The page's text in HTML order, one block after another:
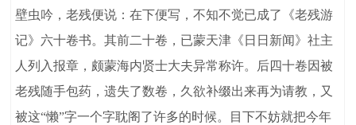
壁虫吟，老残便说：在下便写，不知不觉已成了《老残游
记》六十卷书。其前二十卷，已蒙天津《日日新闻》社主
人列入报章，颇蒙海内贤士大夫异常称许。后四十卷因被
老残随手包药，遗失了数卷，久欲补缀出来再为请教，又
被这“懒”字一个字耽阁了许多的时候。目下不妨就把今年